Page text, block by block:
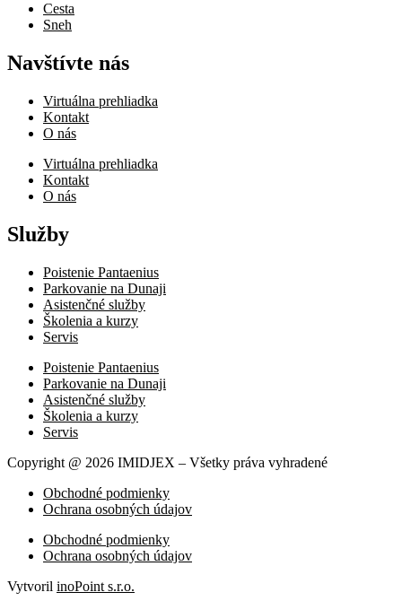
Cesta
Sneh
Navštívte nás
Virtuálna prehliadka
Kontakt
O nás
Virtuálna prehliadka
Kontakt
O nás
Služby
Poistenie Pantaenius
Parkovanie na Dunaji
Asistenčné služby
Školenia a kurzy
Servis
Poistenie Pantaenius
Parkovanie na Dunaji
Asistenčné služby
Školenia a kurzy
Servis
Copyright @ 2026 IMIDJEX – Všetky práva vyhradené
Obchodné podmienky
Ochrana osobných údajov
Obchodné podmienky
Ochrana osobných údajov
Vytvoril inoPoint s.r.o.